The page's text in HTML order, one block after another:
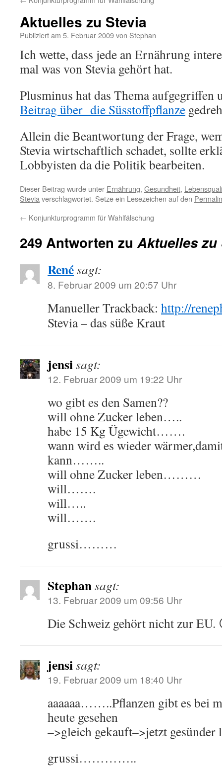
Aktuelles zu Stevia
Publiziert am 5. Februar 2009von Stephan
Ich wette, dass jede an Ernährung
mal was von Stevia gehört hat.
Plusminus hat das Thema aufgegriffen
Beitrag über die Süsstoffpflanze
Allein die Beantwortung der Frage,
Stevia wirtschaftlich schadet, sollte
Lobbyisten da die Politik bearbeiten.
Dieser Beitrag wurde unter Ernährung, Gesundheit,
Stevia verschlagwortet. Setze ein Lesezeichen auf den
← Konjunkturprogramm für Wahlfälschung
249 Antworten zuAktuelles zu
Renésagt:
8. Februar 2009 um 20:57 Uhr
Manueller Trackback: http://
Stevia – das süße Kraut
jensisagt:
12. Februar 2009 um 19:22 Uhr
wo gibt es den Samen??
will ohne Zucker leben…..
habe 15 Kg Ügewicht…….
wann wird es wieder
kann……..
will ohne Zucker leben………
will…….
will…..
will…….
grussi………
Stephansagt:
13. Februar 2009 um 09:56 Uhr
Die Schweiz gehört nicht zur EU.
jensisagt:
19. Februar 2009 um 18:40 Uhr
aaaaaa……..Pflanzen gibt es bei
heute gesehen
–>gleich gekauft–>jetzt
grussi…………..